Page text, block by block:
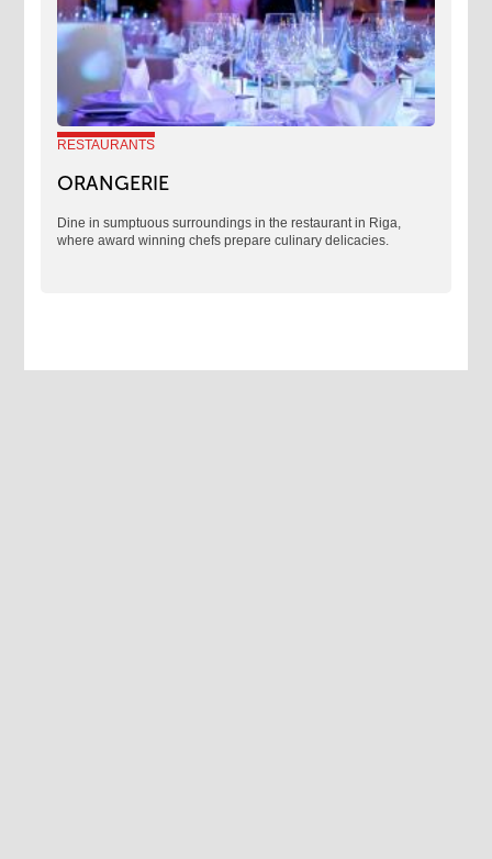
RESTAURANTS
ORANGERIE
​Dine in sumptuous surroundings in the restaurant in Riga,
where award winning chefs prepare culinary delicacies.